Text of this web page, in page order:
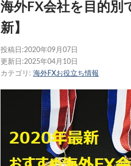
海外FX会社を目的別
新】
投稿日:2020年09月07日
更新日:2025年04月10日
カテゴリ: 海外FXお役立ち情報